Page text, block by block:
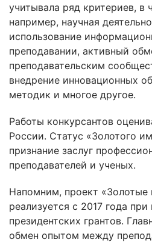
учитывала ряд критериев, в
например, научная
использование
преподавании, активный
преподавательским
внедрение инновационных
методик и многое другое.
Работы конкурсантов
России. Статус «Золотого
признание заслуг
преподавателей и ученых.
Напомним, проект
реализуется с 2017 года
президентских грантов.
обмен опытом между